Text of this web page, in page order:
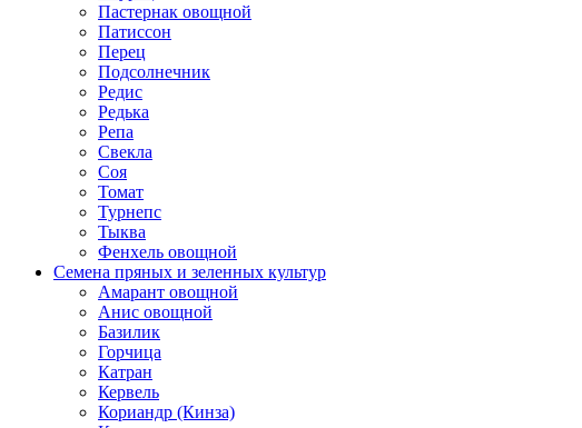
Пастернак овощной
Патиссон
Перец
Подсолнечник
Редис
Редька
Репа
Свекла
Соя
Томат
Турнепс
Тыква
Фенхель овощной
Семена пряных и зеленных культур
Амарант овощной
Анис овощной
Базилик
Горчица
Катран
Кервель
Кориандр (Кинза)